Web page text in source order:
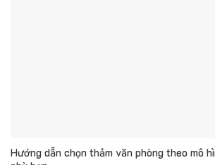
Hướng dẫn chọn thảm văn phòng theo mô